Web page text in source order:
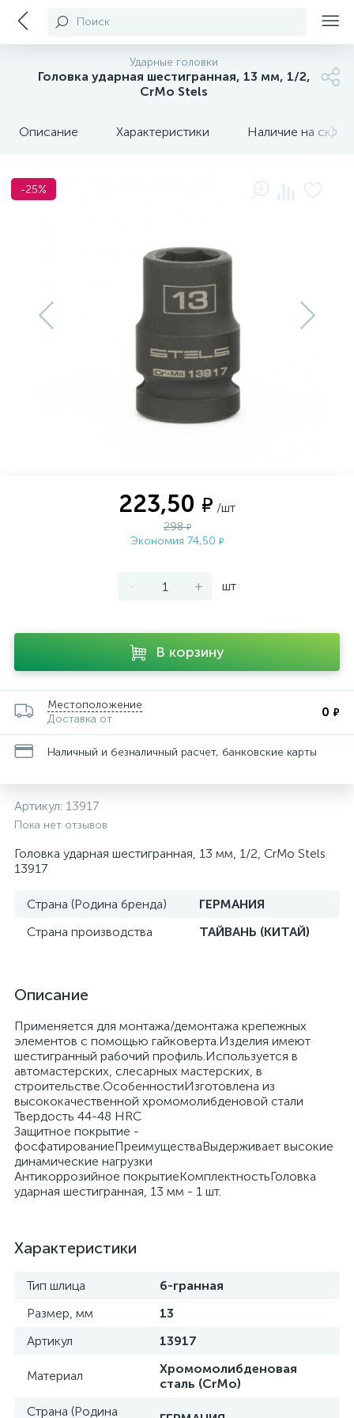
Поиск
Ударные головки
Головка ударная шестигранная, 13 мм, 1/2,
CrMo Stels
Описание Характеристики Наличие на
-25%
223,50 ₽ /шт
298₽
Экономия 74,50 ₽
- + шт
В корзину
Местоположение
Доставка от
0 ₽
Наличный и безналичный расчет, банковские карты
Артикул: 13917
Пока нет отзывов
Головка ударная шестигранная, 13 мм, 1/2, CrMo Stels
13917
Страна (Родина бренда)
ГЕРМАНИЯ
Страна производства
ТАЙВАНЬ (КИТАЙ)
Описание
Применяется для монтажа/демонтажа крепежных
элементов с помощью гайковерта.Изделия имеют
шестигранный рабочий профиль.Используется в
автомастерских, слесарных мастерских, в
строительстве.ОсобенностиИзготовлена из
высококачественной хромомолибденовой стали
Твердость 44-48 HRC
Защитное покрытие -
фосфатированиеПреимуществаВыдерживает высокие
динамические нагрузки
Антикоррозийное покрытиеКомплектностьГоловка
ударная шестигранная, 13 мм - 1 шт.
Характеристики
Тип шлица
6-гранная
Размер, мм
13
Артикул
13917
Материал
Хромомолибденовая
сталь (CrMo)
Страна (Родина